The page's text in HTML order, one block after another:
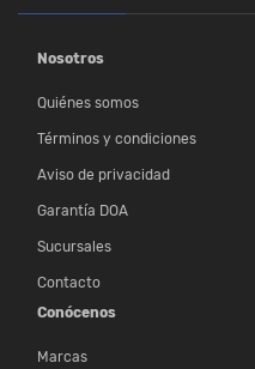
Nosotros
Quiénes somos
Términos y condiciones
Aviso de privacidad
Garantía DOA
Sucursales
Contacto
Conócenos
Marcas